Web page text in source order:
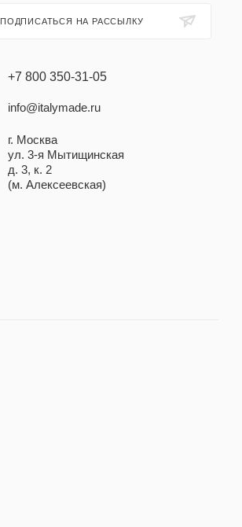
ПОДПИСАТЬСЯ НА РАССЫЛКУ
+7 800 350-31-05
info@italymade.ru
г. Москва
ул. 3-я Мытищинская
д. 3, к. 2
(м. Алексеевская)